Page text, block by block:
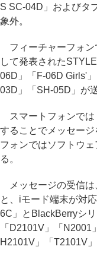
S SC-04D」およびタ
象外。
フィーチャーフォン
して発表された
06D」「F-06D Girls'
03D」「SH-05D」が
スマートフォンでは
することでメッセー
フォンではソフトウ
る。
メッセージの受信は
と、iモード端末が対
6C」とBlackBerryシ
「D2101V」「
H2101V」「T2101V